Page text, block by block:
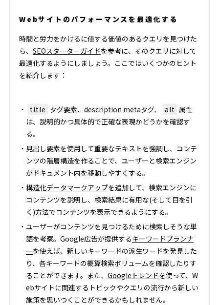
Webサイトのパフォーマンスを最適化する
時間と労力をかけるに値する価値のあるクエリを見つけた
ら、 SEOスターターガイドを参考に、そのクエリに対して
最適化するようにしましょう。ここではいくつかのヒント
を紹介します：
title タグ要素、 description metaタグ、 alt 属性
は、説明的かつ具体的で正確な表現かどうかを確認す
る。
見出し要素を使用して重要なテキストを強調し、コンテ
ンツの階層構造を作ることで、ユーザーと検索エンジン
がドキュメント内を移動しやすくする。
構造化データマークアップを追加して、検索エンジンに
コンテンツを説明し、検索結果に有用な(そして目を引
く)方法でコンテンツを表示できるようにする。
ユーザーがコンテンツを見つけるために検索しそうな単
語を考察。Google広告が提供するキーワードプランナ
ーを使えば、新しいキーワードの派生ワードを発見した
り、各キーワードの概算検索ボリュームを確認したりす
ることができます。また、 Googleトレンドを使って、W
ebサイトに関連するトピックやクエリの流行から新しい
施策を思いつくことができるかもしれません。